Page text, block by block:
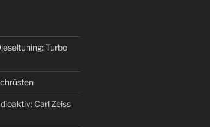
Turbo
Carl Zeiss